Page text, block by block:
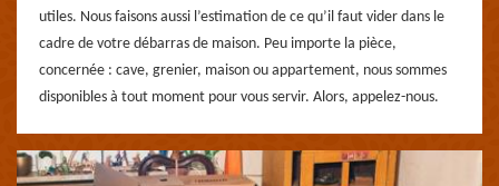
utiles. Nous faisons aussi l’estimation de ce qu’il faut vider dans le
cadre de votre débarras de maison. Peu importe la pièce,
concernée : cave, grenier, maison ou appartement, nous sommes
disponibles à tout moment pour vous servir. Alors, appelez-nous.